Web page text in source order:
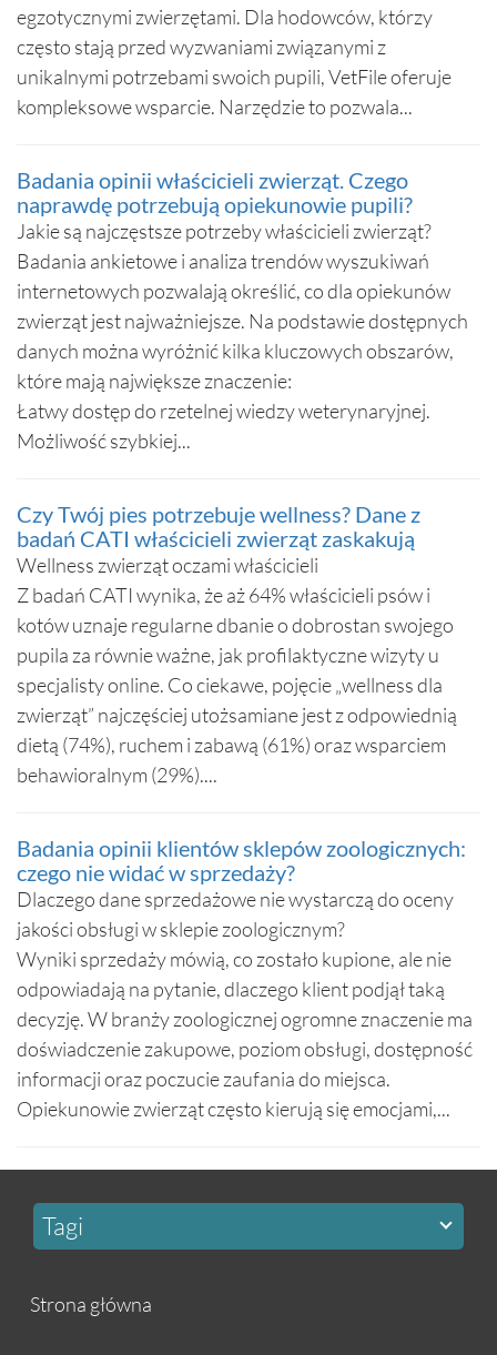
egzotycznymi zwierzętami. Dla hodowców, którzy
często stają przed wyzwaniami związanymi z
unikalnymi potrzebami swoich pupili, VetFile oferuje
kompleksowe wsparcie. Narzędzie to pozwala...
Badania opinii właścicieli zwierząt. Czego
naprawdę potrzebują opiekunowie pupili?
Jakie są najczęstsze potrzeby właścicieli zwierząt?
Badania ankietowe i analiza trendów wyszukiwań
internetowych pozwalają określić, co dla opiekunów
zwierząt jest najważniejsze. Na podstawie dostępnych
danych można wyróżnić kilka kluczowych obszarów,
które mają największe znaczenie:
Łatwy dostęp do rzetelnej wiedzy weterynaryjnej.
Możliwość szybkiej...
Czy Twój pies potrzebuje wellness? Dane z
badań CATI właścicieli zwierząt zaskakują
Wellness zwierząt oczami właścicieli
Z badań CATI wynika, że aż 64% właścicieli psów i
kotów uznaje regularne dbanie o dobrostan swojego
pupila za równie ważne, jak profilaktyczne wizyty u
specjalisty online. Co ciekawe, pojęcie „wellness dla
zwierząt” najczęściej utożsamiane jest z odpowiednią
dietą (74%), ruchem i zabawą (61%) oraz wsparciem
behawioralnym (29%)....
Badania opinii klientów sklepów zoologicznych:
czego nie widać w sprzedaży?
Dlaczego dane sprzedażowe nie wystarczą do oceny
jakości obsługi w sklepie zoologicznym?
Wyniki sprzedaży mówią, co zostało kupione, ale nie
odpowiadają na pytanie, dlaczego klient podjął taką
decyzję. W branży zoologicznej ogromne znaczenie ma
doświadczenie zakupowe, poziom obsługi, dostępność
informacji oraz poczucie zaufania do miejsca.
Opiekunowie zwierząt często kierują się emocjami,...
Tagi
Strona główna